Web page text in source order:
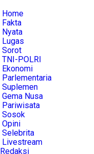
Home
Fakta
Nyata
Lugas
Sorot
TNI-POLRI
Ekonomi
Parlementaria
Suplemen
Gema Nusa
Pariwisata
Sosok
Opini
Selebrita
Livestream
Redaksi